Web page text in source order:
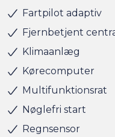
Fartpilot adaptiv
Fjernbetjent
Klimaanlæg
Kørecomputer
Multifunktionsrat
Nøglefri start
Regnsensor